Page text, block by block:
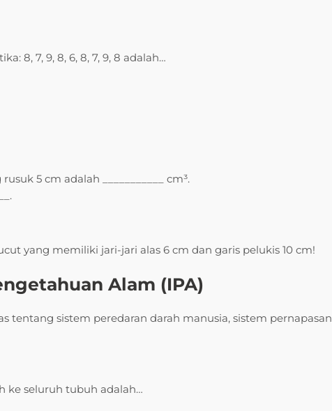
8, 7, 9, 8, 6, 8, 7, 9, 8 adalah…
5 cm adalah ___________ cm³.
yang memiliki jari-jari alas 6 cm dan garis pelukis 10 cm!
Alam (IPA)
tentang sistem peredaran darah manusia, sistem
ke seluruh tubuh adalah…